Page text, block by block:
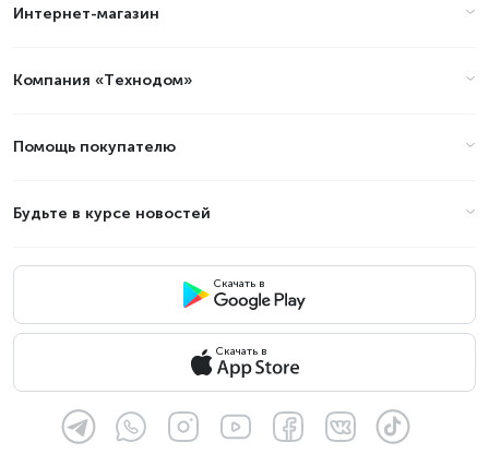
Интернет-магазин
Компания «Технодом»
Помощь покупателю
Будьте в курсе новостей
Скачать в
Скачать в